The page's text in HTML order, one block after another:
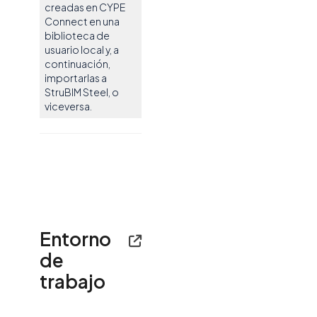
creadas en CYPE
Connect en una
biblioteca de
usuario local y, a
continuación,
importarlas a
StruBIM Steel, o
viceversa.
Entorno
de
trabajo